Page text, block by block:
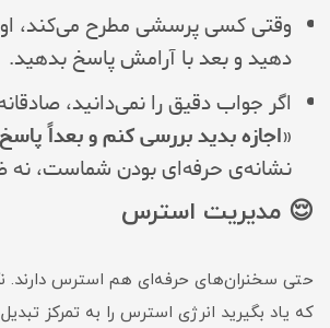
وقتی کسی پرسشی مطرح می‌کند،
دهید و بعد با آرامش پاسخ بدهید.
اگر جواب دقیق را نمی‌دانید،
«اجازه بدید بررسی کنم و بعداً
نشانه‌ی حرفه‌ای بودن شماست،
😌 مدیریت استرس
حتی سخنران‌های حرفه‌ای هم استرس دارند.
که یاد بگیرید انرژی استرس را به تمرکز